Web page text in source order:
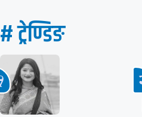
# ट्रेण्डिङ